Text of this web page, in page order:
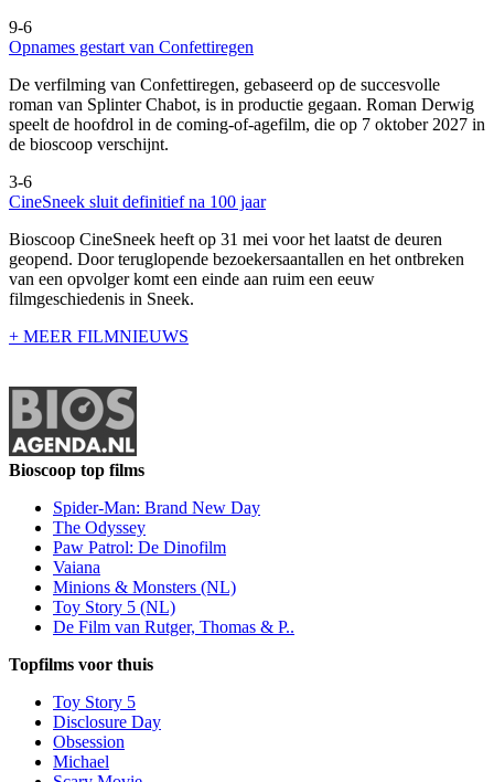
9-6
Opnames gestart van Confettiregen
De verfilming van Confettiregen, gebaseerd op de succesvolle
roman van Splinter Chabot, is in productie gegaan. Roman Derwig
speelt de hoofdrol in de coming-of-agefilm, die op 7 oktober 2027 in
de bioscoop verschijnt.
3-6
CineSneek sluit definitief na 100 jaar
Bioscoop CineSneek heeft op 31 mei voor het laatst de deuren
geopend. Door teruglopende bezoekersaantallen en het ontbreken
van een opvolger komt een einde aan ruim een eeuw
filmgeschiedenis in Sneek.
+ MEER FILMNIEUWS
Bioscoop top films
Spider-Man: Brand New Day
The Odyssey
Paw Patrol: De Dinofilm
Vaiana
Minions & Monsters (NL)
Toy Story 5 (NL)
De Film van Rutger, Thomas & P..
Topfilms voor thuis
Toy Story 5
Disclosure Day
Obsession
Michael